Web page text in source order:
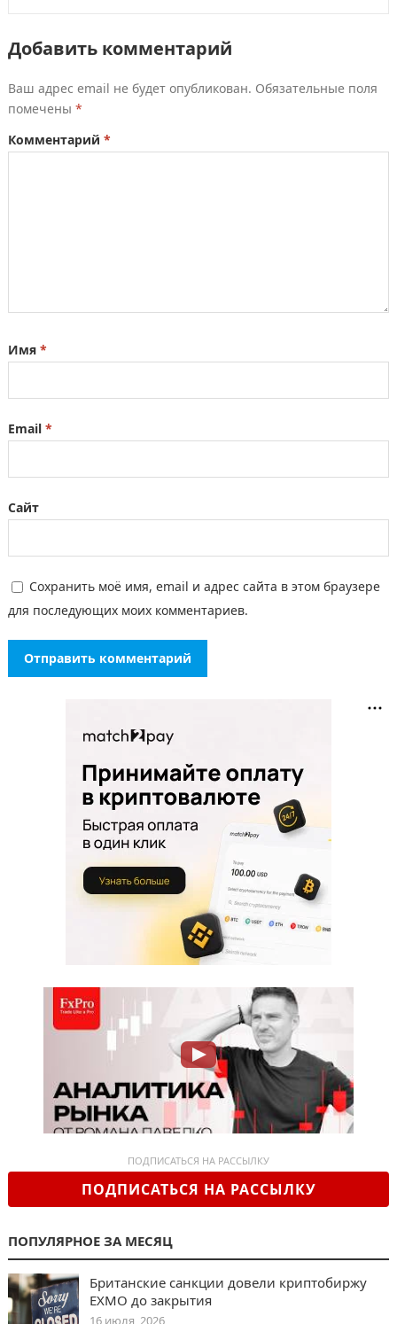
Добавить комментарий
Ваш адрес email не будет опубликован. Обязательные поля
помечены *
Комментарий *
Имя *
Email *
Сайт
Сохранить моё имя, email и адрес сайта в этом браузере
для последующих моих комментариев.
ПОДПИСАТЬСЯ НА РАССЫЛКУ
ПОДПИСАТЬСЯ НА РАССЫЛКУ
ПОПУЛЯРНОЕ ЗА МЕСЯЦ
Британские санкции довели криптобиржу
EXMO до закрытия
16 июля, 2026